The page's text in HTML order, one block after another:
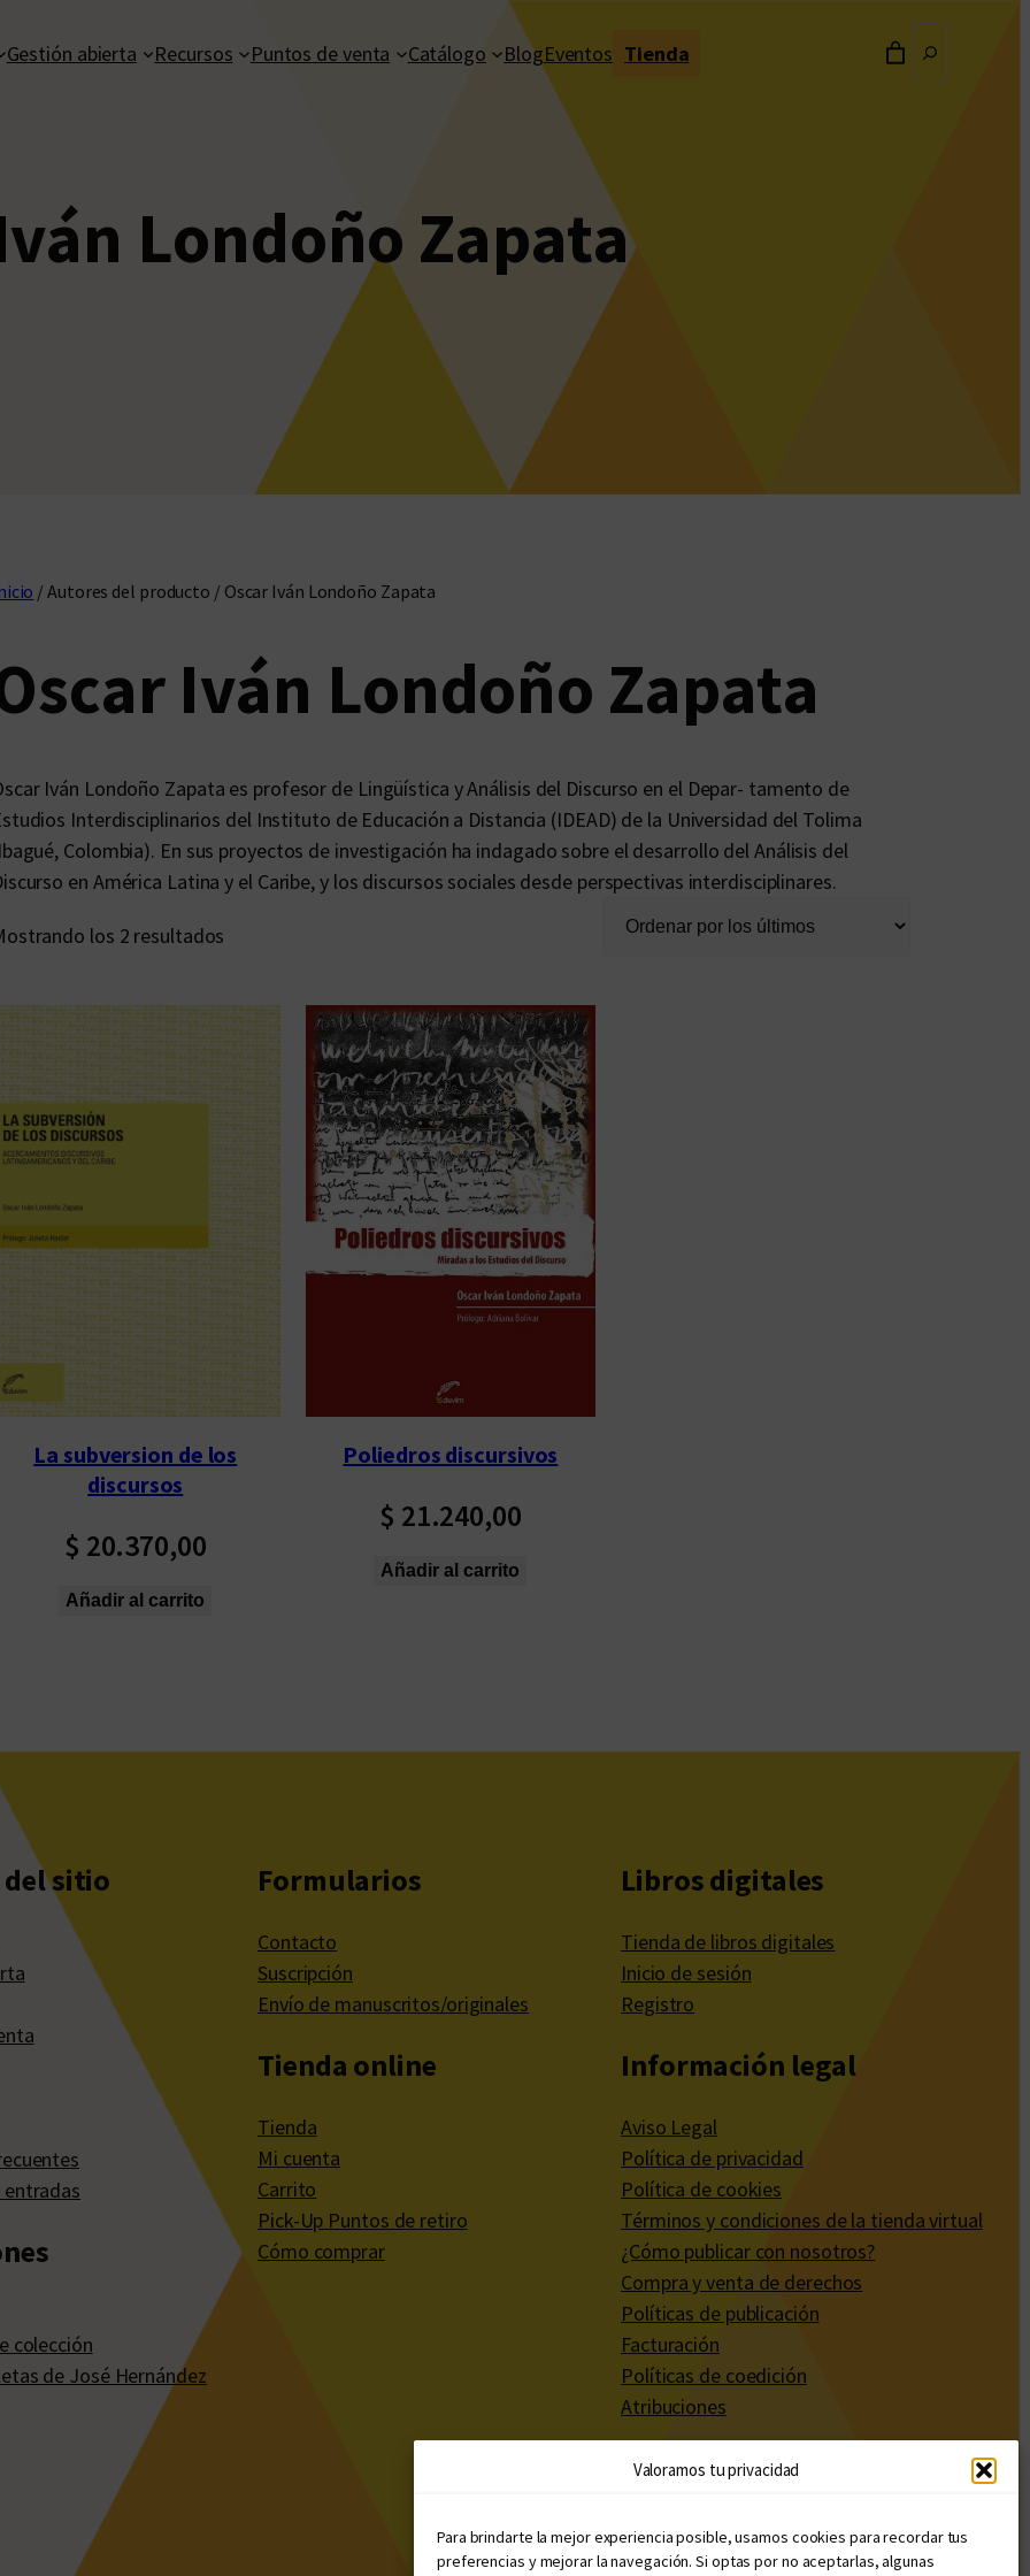
Valoramos tu privacidad
Para brindarte la mejor experiencia posible, usamos cookies para recordar tus
preferencias y mejorar la navegación. Si optas por no aceptarlas, algunas
Gestión abierta Recursos Puntos de venta Catálogo BlogEventos Tienda
Londoño Zapata
/ Autores del producto / Oscar Iván Londoño Zapata
Iván Londoño Zapata
Iván Londoño Zapata es profesor de Lingüística y Análisis del Discurso en el Depar- tamento de
Interdisciplinarios del Instituto de Educación a Distancia (IDEAD) de la Universidad del Tolima
Colombia). En sus proyectos de investigación ha indagado sobre el desarrollo del Análisis del
en América Latina y el Caribe, y los discursos sociales desde perspectivas interdisciplinares.
los 2 resultados
e
n
a
d
o
p
o
r
l
o
s
ú
l
i
La subversion de los
discursos
$ 20.370,00
Añadir al carrito
Poliedros discursivos
$ 21.240,00
Añadir al carrito
del sitio
entradas
colección
de José Hernández
Formularios
Contacto
Suscripción
Envío de manuscritos/originales
Tienda online
Tienda
Mi cuenta
Carrito
Pick-Up Puntos de retiro
Cómo comprar
Libros digitales
Tienda de libros digitales
Inicio de sesión
Registro
Información legal
Aviso Legal
Política de privacidad
Política de cookies
Términos y condiciones de la tienda virtual
¿Cómo publicar con nosotros?
Compra y venta de derechos
Políticas de publicación
Facturación
Políticas de coedición
Atribuciones